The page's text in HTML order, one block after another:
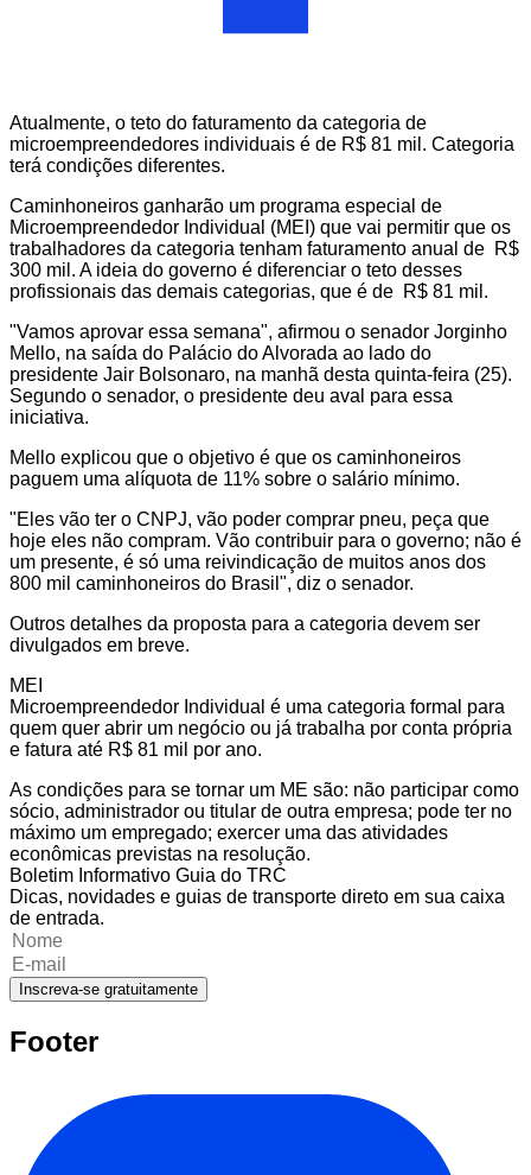
Atualmente, o teto do faturamento da categoria de
microempreendedores individuais é de R$ 81 mil. Categoria
terá condições diferentes.
Caminhoneiros ganharão um programa especial de
Microempreendedor Individual (MEI) que vai permitir que os
trabalhadores da categoria tenham faturamento anual de R$
300 mil. A ideia do governo é diferenciar o teto desses
profissionais das demais categorias, que é de R$ 81 mil.
"Vamos aprovar essa semana", afirmou o senador Jorginho
Mello, na saída do Palácio do Alvorada ao lado do
presidente Jair Bolsonaro, na manhã desta quinta-feira (25).
Segundo o senador, o presidente deu aval para essa
iniciativa.
Mello explicou que o objetivo é que os caminhoneiros
paguem uma alíquota de 11% sobre o salário mínimo.
"Eles vão ter o CNPJ, vão poder comprar pneu, peça que
hoje eles não compram. Vão contribuir para o governo; não é
um presente, é só uma reivindicação de muitos anos dos
800 mil caminhoneiros do Brasil", diz o senador.
Outros detalhes da proposta para a categoria devem ser
divulgados em breve.
MEI
Microempreendedor Individual é uma categoria formal para
quem quer abrir um negócio ou já trabalha por conta própria
e fatura até R$ 81 mil por ano.
As condições para se tornar um ME são: não participar como
sócio, administrador ou titular de outra empresa; pode ter no
máximo um empregado; exercer uma das atividades
econômicas previstas na resolução.
Boletim Informativo Guia do TRC
Dicas, novidades e guias de transporte direto em sua caixa
de entrada.
Inscreva-se gratuitamente
Footer